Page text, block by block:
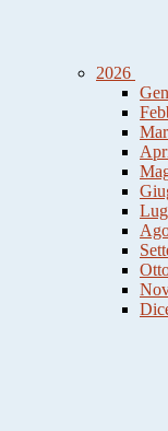
2026